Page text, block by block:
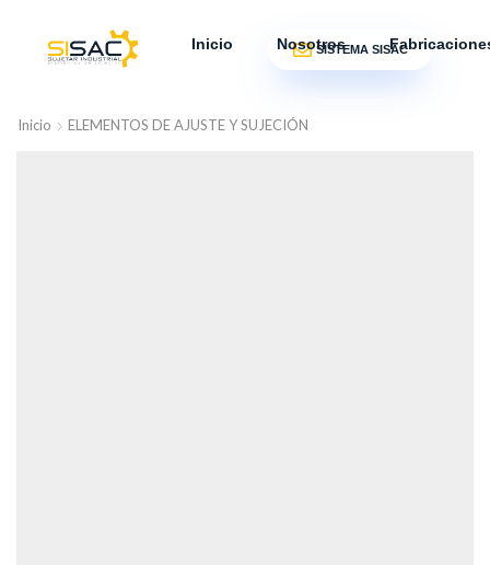
Inicio NosotrosSISTEMA SISAC
Inicio ELEMENTOS DE AJUSTE Y SUJECIÓN